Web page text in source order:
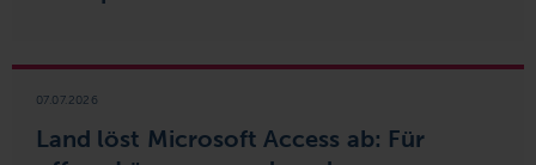
Land löst Microsoft Access ab: Für
07.07.2026